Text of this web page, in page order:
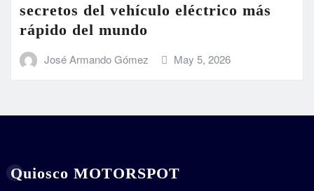
secretos del vehículo eléctrico más
rápido del mundo
José Armando Gómez May 5, 2026
Quiosco MOTORSPOT